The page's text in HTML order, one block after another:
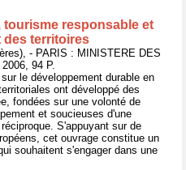
responsable et
des territoires
- PARIS : MINISTERE DES
94 P.
le développement durable en
ont développé des
fondées sur une volonté de
et soucieuses d'une
S'appuyant sur de
cet ouvrage constitue un
souhaitent s'engager dans une